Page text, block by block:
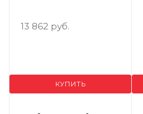
13 862 руб.
КУПИТЬ